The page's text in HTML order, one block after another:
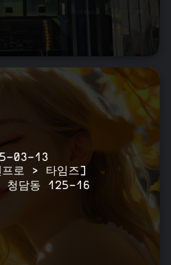
03-13
로 > 타임즈]
청담동 125-16